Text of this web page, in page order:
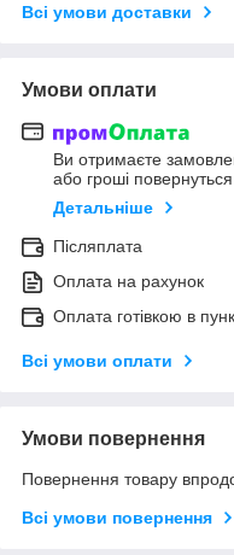
Всі умови доставки
Умови оплати
Ви отримаєте
або гроші
Детальніше
Післяплата
Оплата на рахунок
Оплата готівкою в
Всі умови оплати
Умови повернення
Повернення товару
Всі умови повернення